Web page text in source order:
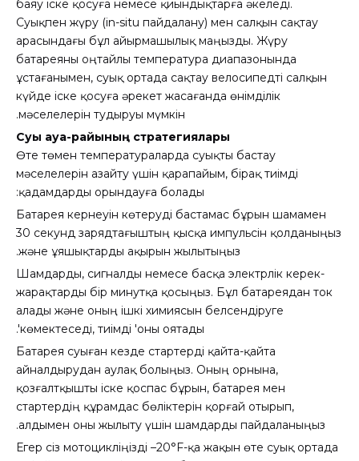
баяу іске қосуға немесе қиындықтарға әкеледі.
Суықпен жүру (in-situ пайдалану) мен салқын сақтау
арасындағы бұл айырмашылық маңызды. Жүру
батареяны оңтайлы температура диапазонында
ұстағанымен, суық ортада сақтау велосипедті салқын
күйде іске қосуға әрекет жасағанда өнімділік
мәселелерін тудыруы мүмкін.
Суық ауа-райының стратегиялары
Өте төмен температураларда суықты бастау
мәселелерін азайту үшін қарапайым, бірақ тиімді
қадамдарды орындауға болады:
Батарея кернеуін көтеруді бастамас бұрын шамамен
30 секунд зарядтағыштың қысқа импульсін қолданыңыз
және ұяшықтарды ақырын жылытыңыз.
Шамдарды, сигналды немесе басқа электрлік керек-
жарақтарды бір минутқа қосыңыз. Бұл батареядан ток
алады және оның ішкі химиясын белсендіруге
көмектеседі, тиімді 'оны оятады'.
Батарея суыған кезде стартерді қайта-қайта
айналдырудан аулақ болыңыз. Оның орнына,
қозғалтқышты іске қоспас бұрын, батарея мен
стартердің құрамдас бөліктерін қорғай отырып,
алдымен оны жылыту үшін шамдарды пайдаланыңыз.
Егер сіз мотоцикліңізді –20°F-қа жақын өте суық ортада